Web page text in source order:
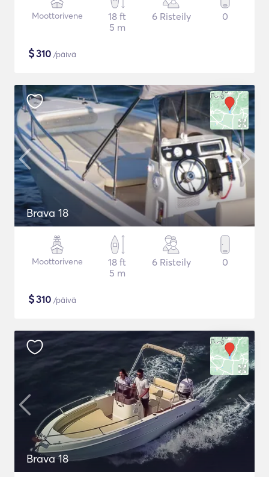
Moottorivene
18 ft
5 m
6 Risteily 0
$310 /päivä
Brava 18
Moottorivene
18 ft
5 m
6 Risteily 0
$310 /päivä
Brava 18